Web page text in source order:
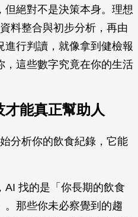
絕對不是決策本身。理想
料整合與初步分析，再由
行判讀，就像拿到健檢報
，這些數字究竟在你的生活
能真正幫助人
分析你的飲食紀錄，它能
AI 找的是「你長期的飲食
。那些你未必察覺到的趨